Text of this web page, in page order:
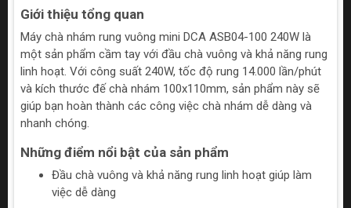
Giới thiệu tổng quan
Máy chà nhám rung vuông mini DCA ASB04-100 240W là
một sản phẩm cầm tay với đầu chà vuông và khả năng rung
linh hoạt. Với công suất 240W, tốc độ rung 14.000 lần/phút
và kích thước đế chà nhám 100x110mm, sản phẩm này sẽ
giúp bạn hoàn thành các công việc chà nhám dễ dàng và
nhanh chóng.
Những điểm nổi bật của sản phẩm
Đầu chà vuông và khả năng rung linh hoạt giúp làm
việc dễ dàng